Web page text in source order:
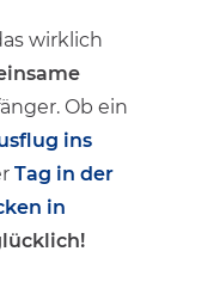
wirklich
Ob ein
ins
Tag in der
in